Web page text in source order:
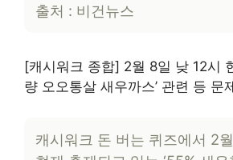
출처 : 비건뉴스
[캐시워크 종합] 2월 8일 낮 12시
량 오오통살 새우까스’ 관련 등 문
캐시워크 돈 버는 퀴즈에서 2